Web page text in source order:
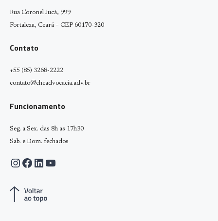
Rua Coronel Jucá, 999
Fortaleza, Ceará – CEP 60170-320
Contato
+55 (85) 3268-2222
contato@chcadvocacia.adv.br
Funcionamento
Seg. a Sex. das 8h as 17h30
Sab. e Dom. fechados
Instagram
Facebook
LinkedIn
Youtube